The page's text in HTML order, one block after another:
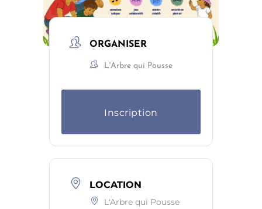
ORGANISER
L'Arbre qui Pousse
Inscription
LOCATION
L'Arbre qui Pousse